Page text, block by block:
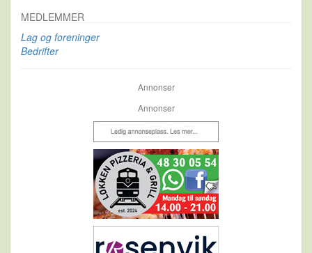
MEDLEMMER
Lag og foreninger
Bedrifter
Annonser
Annonser